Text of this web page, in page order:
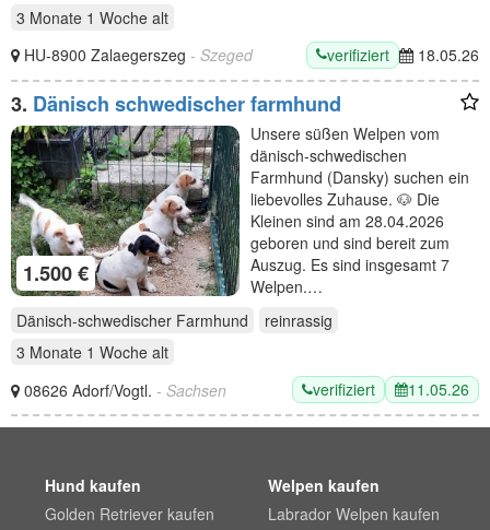
3 Monate 1 Woche alt
HU-8900 Zalaegerszeg - Szeged verifiziert 18.05.26
3. Dänisch schwedischer farmhund
1.500 €
Unsere süßen Welpen vom
dänisch-schwedischen
Farmhund (Dansky) suchen ein
liebevolles Zuhause. 🐶 Die
Kleinen sind am 28.04.2026
geboren und sind bereit zum
Auszug. Es sind insgesamt 7
Welpen.…
Dänisch-schwedischer Farmhund
reinrassig
3 Monate 1 Woche alt
08626 Adorf/Vogtl. - Sachsen verifiziert 11.05.26
Hund kaufen
Golden Retriever kaufen
Welpen kaufen
Labrador Welpen kaufen